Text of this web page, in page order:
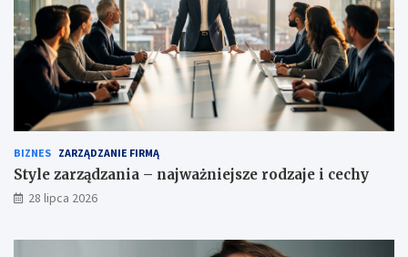
BIZNES ZARZĄDZANIE FIRMĄ
Style zarządzania – najważniejsze rodzaje i cechy
28 lipca 2026